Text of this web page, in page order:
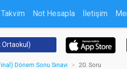
Not Hesapla İletişim
Ortaokul)
Dönem Sonu Sınavı 20. Soru